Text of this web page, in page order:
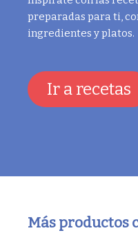
preparadas para ti,
ingredientes y platos.
Ir a recetas
Más productos